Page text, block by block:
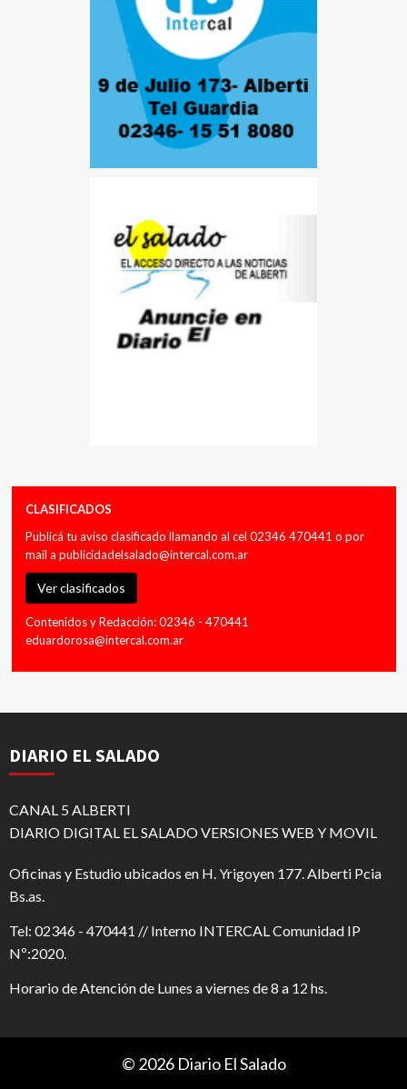
CLASIFICADOS
Publicá tu aviso clasificado llamando al cel 02346 470441 o por
mail a publicidadelsalado@intercal.com.ar
Ver clasificados
Contenidos y Redacción: 02346 - 470441
eduardorosa@intercal.com.ar
DIARIO EL SALADO
CANAL 5 ALBERTI
DIARIO DIGITAL EL SALADO VERSIONES WEB Y MOVIL
Oficinas y Estudio ubicados en H. Yrigoyen 177. Alberti Pcia
Bs.as.
Tel: 02346 - 470441 // Interno INTERCAL Comunidad IP
Nº:2020.
Horario de Atención de Lunes a viernes de 8 a 12 hs.
© 2026 Diario El Salado